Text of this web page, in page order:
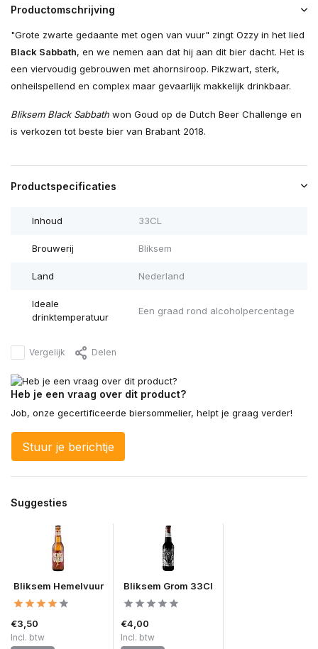
Productomschrijving
"Grote zwarte gedaante met ogen van vuur" zingt Ozzy in het lied
Black Sabbath, en we nemen aan dat hij aan dit bier dacht. Het is
een viervoudig gebrouwen met ahornsiroop. Pikzwart, sterk,
onheilspellend en complex maar gevaarlijk makkelijk drinkbaar.
Bliksem Black Sabbath won Goud op de Dutch Beer Challenge en
is verkozen tot beste bier van Brabant 2018.
Productspecificaties
Inhoud 33CL
Brouwerij Bliksem
Land Nederland
Ideale
drinktemperatuur
Een graad rond alcoholpercentage
Vergelijk Delen
Heb je een vraag over dit product?
Job, onze gecertificeerde biersommelier, helpt je graag verder!
Stuur je berichtje
Suggesties
Bliksem Hemelvuur
€3,50
Incl. btw
Bliksem Grom 33Cl
€4,00
Incl. btw